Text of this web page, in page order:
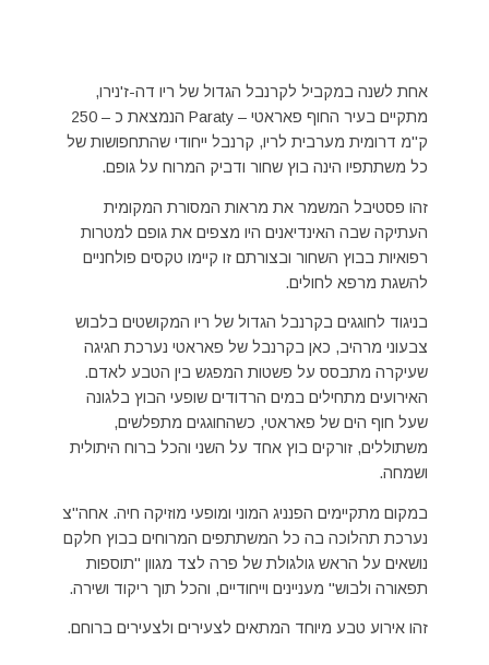
אחת לשנה במקביל לקרנבל הגדול של ריו דה-ז'נירו,
מתקיים בעיר החוף פאראטי – Paraty הנמצאת כ – 250
ק"מ דרומית מערבית לריו, קרנבל ייחודי שהתחפושות של
כל משתתפיו הינה בוץ שחור ודביק המרוח על גופם.
זהו פסטיבל המשמר את מראות המסורת המקומית
העתיקה שבה האינדיאנים היו מצפים את גופם למטרות
רפואיות בבוץ השחור ובצורתם זו קיימו טקסים פולחניים
להשגת מרפא לחולים.
בניגוד לחוגגים בקרנבל הגדול של ריו המקושטים בלבוש
צבעוני מרהיב, כאן בקרנבל של פאראטי נערכת חגיגה
שעיקרה מתבסס על פשטות המפגש בין הטבע לאדם.
האירועים מתחילים במים הרדודים שופעי הבוץ בלגונה
שעל חוף הים של פאראטי, כשהחוגגים מתפלשים,
משתוללים, זורקים בוץ אחד על השני והכל ברוח היתולית
ושמחה.
במקום מתקיימים הפנניג המוני ומופעי מוזיקה חיה. אחה"צ
נערכת תהלוכה בה כל המשתתפים המרוחים בבוץ חלקם
נושאים על הראש גולגולת של פרה לצד מגוון "תוספות
תפאורה ולבוש" מעניינים וייחודיים, והכל תוך ריקוד ושירה.
זהו אירוע טבע מיוחד המתאים לצעירים ולצעירים ברוחם.